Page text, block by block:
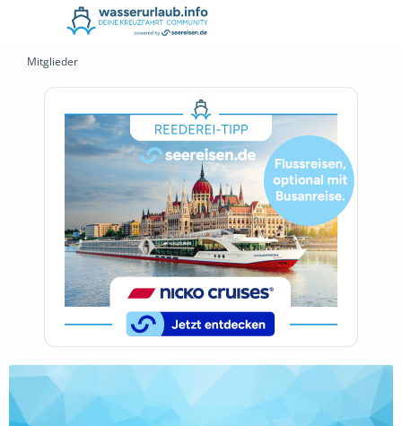
Mitglieder